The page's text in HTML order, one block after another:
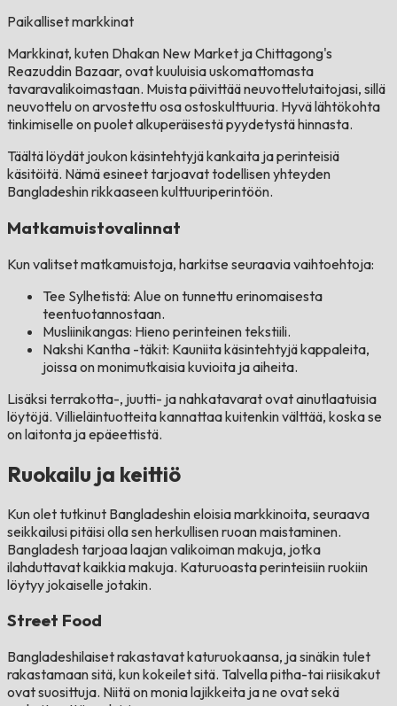
Paikalliset markkinat
Markkinat, kuten Dhakan New Market ja Chittagong's
Reazuddin Bazaar, ovat kuuluisia uskomattomasta
tavaravalikoimastaan. Muista päivittää neuvottelutaitojasi, sillä
neuvottelu on arvostettu osa ostoskulttuuria. Hyvä lähtökohta
tinkimiselle on puolet alkuperäisestä pyydetystä hinnasta.
Täältä löydät joukon käsintehtyjä kankaita ja perinteisiä
käsitöitä. Nämä esineet tarjoavat todellisen yhteyden
Bangladeshin rikkaaseen kulttuuriperintöön.
Matkamuistovalinnat
Kun valitset matkamuistoja, harkitse seuraavia vaihtoehtoja:
Tee Sylhetistä: Alue on tunnettu erinomaisesta
teentuotannostaan.
Musliinikangas: Hieno perinteinen tekstiili.
Nakshi Kantha -täkit: Kauniita käsintehtyjä kappaleita,
joissa on monimutkaisia ​​kuvioita ja aiheita.
Lisäksi terrakotta-, juutti- ja nahkatavarat ovat ainutlaatuisia
löytöjä. Villieläintuotteita kannattaa kuitenkin välttää, koska se
on laitonta ja epäeettistä.
Ruokailu ja keittiö
Kun olet tutkinut Bangladeshin eloisia markkinoita, seuraava
seikkailusi pitäisi olla sen herkullisen ruoan maistaminen.
Bangladesh tarjoaa laajan valikoiman makuja, jotka
ilahduttavat kaikkia makuja. Katuruoasta perinteisiin ruokiin
löytyy jokaiselle jotakin.
Street Food
Bangladeshilaiset rakastavat katuruokaansa, ja sinäkin tulet
rakastamaan sitä, kun kokeilet sitä. Talvella pitha-tai riisikakut
ovat suosittuja. Niitä on monia lajikkeita ja ne ovat sekä